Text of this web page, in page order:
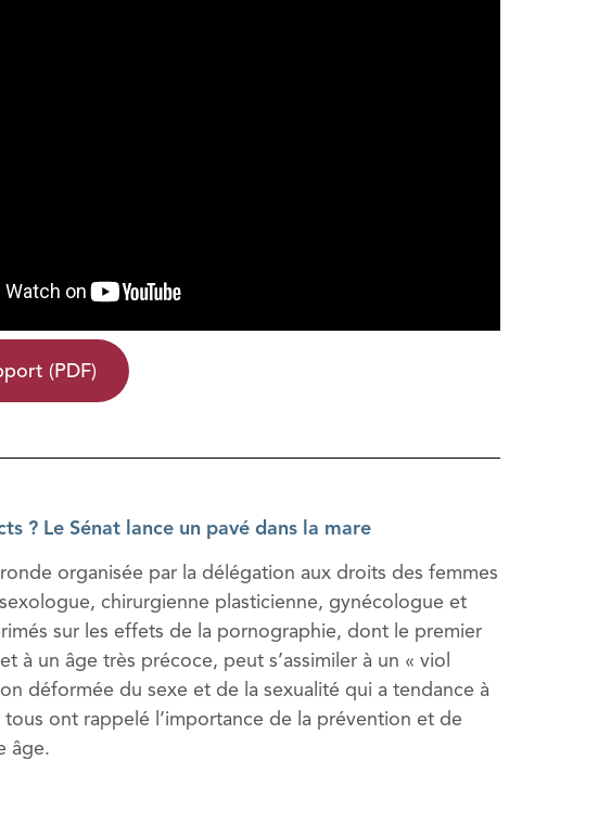
(PDF)
? Le Sénat lance un pavé dans la mare
organisée par la délégation aux droits des femmes
chirurgienne plasticienne, gynécologue et
sur les effets de la pornographie, dont le premier
à un âge très précoce, peut s’assimiler à un « viol
déformée du sexe et de la sexualité qui a tendance à
tous ont rappelé l’importance de la prévention et de
âge.